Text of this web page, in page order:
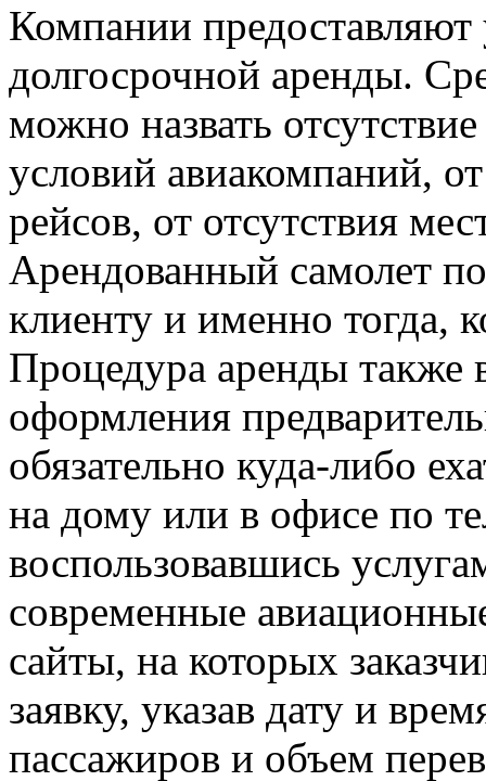
Компании предоставляют
долгосрочной аренды.
можно назвать
условий авиакомпаний,
рейсов, от отсутствия
Арендованный самолет
клиенту и именно тогда,
Процедура аренды также
оформления
обязательно куда-либо
на дому или в офисе по
воспользовавшись
современные
сайты, на которых
заявку, указав дату и
пассажиров и объем